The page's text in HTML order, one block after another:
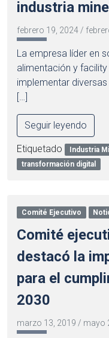
industria
febrero 19, 2024 /
La empresa líder en
alimentación y
implementar
[…]
Seguir leyendo
Etiquetado Industria
transformación digital
Comité Ejecutivo
Comité
destacó la
para el
2030
marzo 13, 2019 / mayo